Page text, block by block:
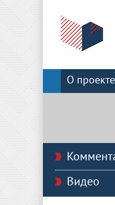
О проекте
Видео